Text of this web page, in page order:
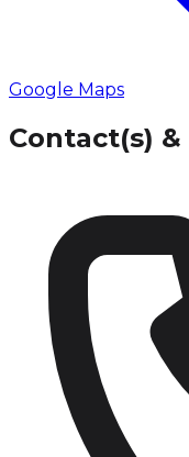
Google Maps
Contact(s)